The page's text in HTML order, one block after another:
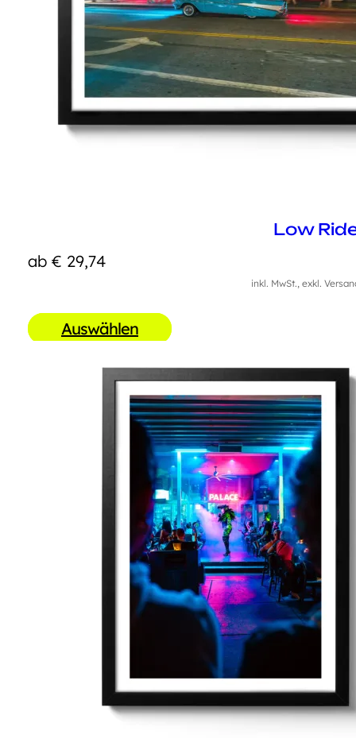
Low
ab € 29,74
inkl. MwSt., exkl.
Auswählen